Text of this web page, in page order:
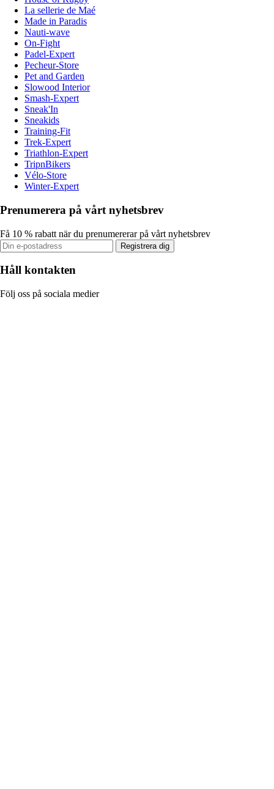
La sellerie de Maé
Made in Paradis
Nauti-wave
On-Fight
Padel-Expert
Pecheur-Store
Pet and Garden
Slowood Interior
Smash-Expert
Sneak'In
Sneakids
Training-Fit
Trek-Expert
Triathlon-Expert
TripnBikers
Vélo-Store
Winter-Expert
Prenumerera på vårt nyhetsbrev
Få 10 % rabatt när du prenumererar på vårt nyhetsbrev
Registrera dig
Håll kontakten
Följ oss på sociala medier